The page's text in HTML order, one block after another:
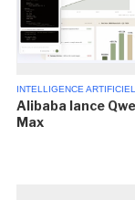
INTELLIGENCE
Alibaba lance
Max